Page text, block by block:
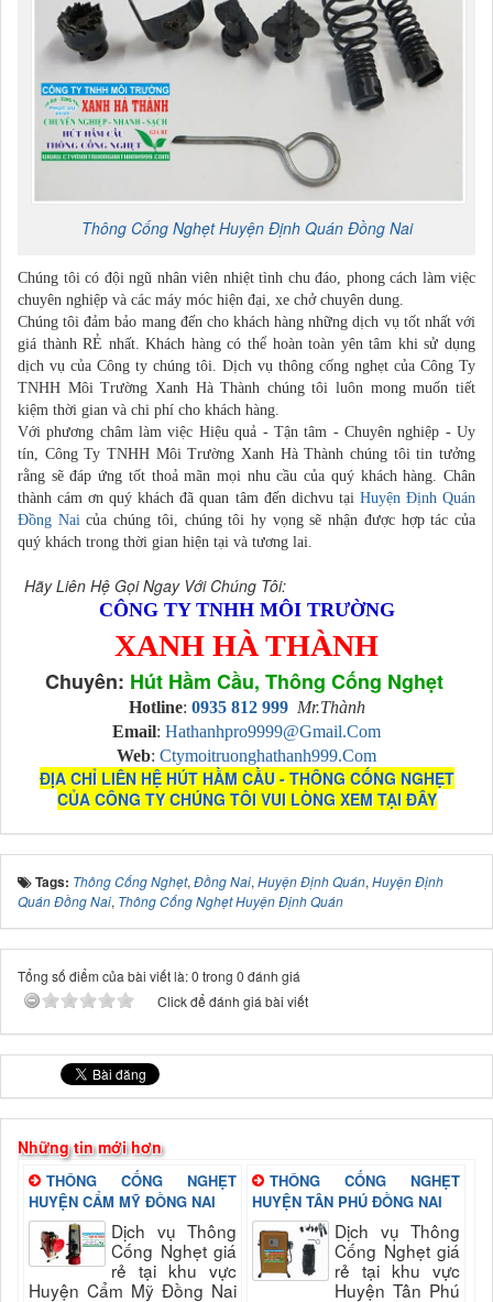
Thông Cống Nghẹt Huyện Định Quán Đồng Nai
Chúng tôi có đội ngũ nhân viên nhiệt tình chu đáo, phong cách làm việc
chuyên nghiệp và các máy móc hiện đại, xe chở chuyên dung.
Chúng tôi đảm bảo mang đến cho khách hàng những dịch vụ tốt nhất với
giá thành RẺ nhất. Khách hàng có thể hoàn toàn yên tâm khi sử dụng
dịch vụ của Công ty chúng tôi. Dịch vụ thông cống nghẹt của Công Ty
TNHH Môi Trường Xanh Hà Thành chúng tôi luôn mong muốn tiết
kiệm thời gian và chi phí cho khách hàng.
Với phương châm làm việc Hiệu quả - Tận tâm - Chuyên nghiệp - Uy
tín, Công Ty TNHH Môi Trường Xanh Hà Thành chúng tôi tin tưởng
rằng sẽ đáp ứng tốt thoả mãn mọi nhu cầu của quý khách hàng. Chân
thành cám ơn quý khách đã quan tâm đến dichvu tại Huyện Định Quán
Đồng Naicủa chúng tôi, chúng tôi hy vọng sẽ nhận được hợp tác của
quý khách trong thời gian hiện tại và tương lai.
Hãy Liên Hệ Gọi Ngay Với Chúng Tôi:
CÔNG TY TNHH MÔI TRƯỜNG
XANH HÀ THÀNH
Chuyên: Hút Hầm Cầu, Thông Cống Nghẹt
Hotline: 0935 812 999 Mr.Thành
Email: Hathanhpro9999@gmail.com
Web: Ctymoitruonghathanh999.com
ĐỊA CHỈ LIÊN HỆ HÚT HẦM CẦU - THÔNG CỐNG NGHẸT
CỦA CÔNG TY CHÚNG TÔI VUI LÒNG XEM TẠI ĐÂY
Tags: Thông Cống Nghẹt,Đồng Nai,Huyện Định Quán,Huyện Định
Quán Đồng Nai, Thông Cống Nghẹt Huyện Định Quán
Tổng số điểm của bài viết là: 0 trong 0 đánh giá
Click để đánh giá bài viết
Những tin mới hơn
THÔNG CỐNG NGHẸT
HUYỆN CẨM MỸ ĐỒNG NAI
Dịch vụ Thông
Cống Nghẹt giá
rẻ tại khu vực
Huyện Cẩm Mỹ Đồng Nai
THÔNG CỐNG NGHẸT
HUYỆN TÂN PHÚ ĐỒNG NAI
Dịch vụ Thông
Cống Nghẹt giá
rẻ tại khu vực
Huyện Tân Phú